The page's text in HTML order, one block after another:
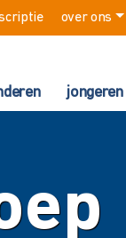
over ons
jongeren